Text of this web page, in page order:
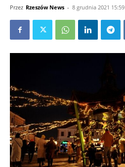
Przez Rzeszów News - 8 grudnia 2021 15:59